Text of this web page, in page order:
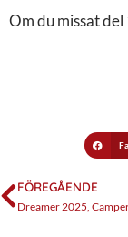
Om du missat del
FÖREGÅENDE
Dreamer 2025,